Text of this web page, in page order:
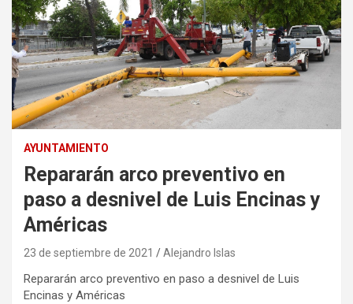
AYUNTAMIENTO
Repararán arco preventivo en
paso a desnivel de Luis Encinas y
Américas
23 de septiembre de 2021 Alejandro Islas
Repararán arco preventivo en paso a desnivel de Luis
Encinas y Américas